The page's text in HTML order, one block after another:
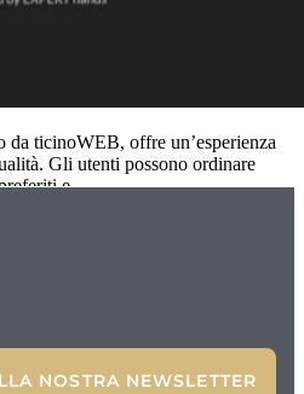
ticinoWEB, offre un’esperienza
Gli utenti possono ordinare
e
NOSTRA NEWSLETTER